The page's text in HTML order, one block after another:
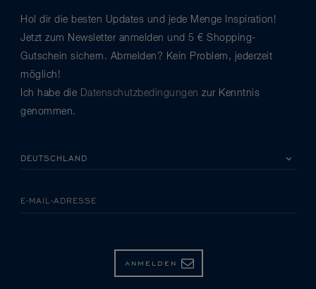
Hol dir die besten Updates und jede Menge Inspiration!
Jetzt zum Newsletter anmelden und 5 € Shopping-
Gutschein sichern. Abmelden? Kein Problem, jederzeit
möglich!
Ich habe die Datenschutzbedingungen zur Kenntnis
genommen.
E-MAIL-ADRESSE
ANMELDEN